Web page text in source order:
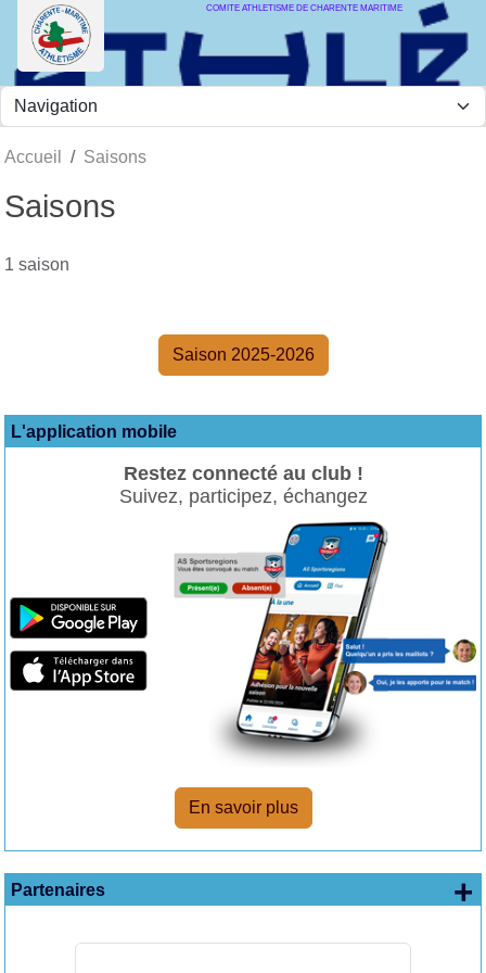
COMITE ATHLETISME DE CHARENTE MARITIME
Accueil Saisons
Saisons
1 saison
Saison 2025-2026
L'application mobile
Restez connecté au club !
Suivez, participez, échangez
En savoir plus
Partenaires +
Panneau de gestion des cookies